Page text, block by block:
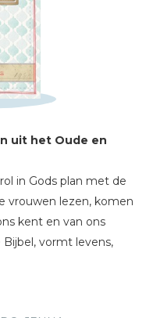
uit het Oude en
in Gods plan met de
vrouwen lezen, komen
kent en van ons
vormt levens,
Hem gelooft.